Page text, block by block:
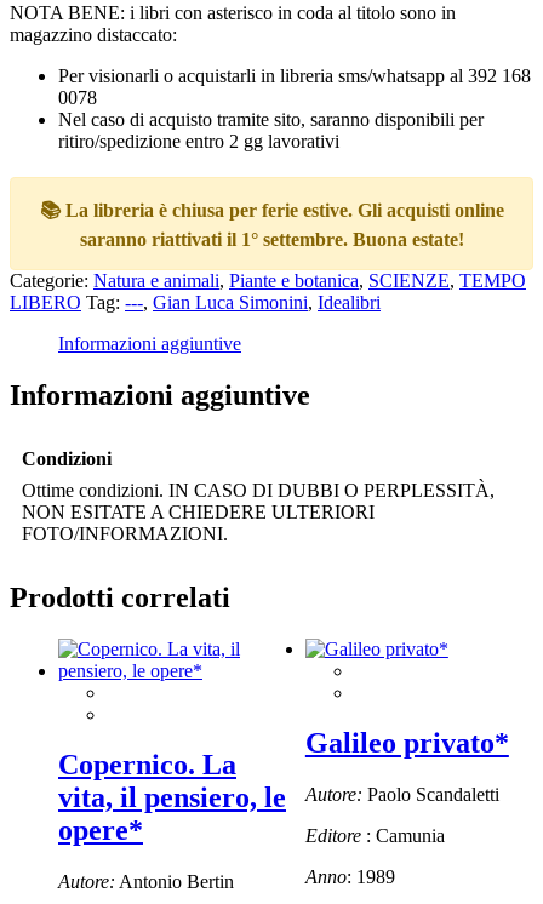
NOTA BENE: i libri con asterisco in coda al titolo sono in
magazzino distaccato:
Per visionarli o acquistarli in libreria sms/whatsapp al 392 168
0078
Nel caso di acquisto tramite sito, saranno disponibili per
ritiro/spedizione entro 2 gg lavorativi
📚 La libreria è chiusa per ferie estive. Gli acquisti online
saranno riattivati il 1° settembre. Buona estate!
Categorie: Natura e animali, Piante e botanica, SCIENZE, TEMPO
LIBERO Tag: ---, Gian Luca Simonini, Idealibri
Informazioni aggiuntive
Informazioni aggiuntive
Condizioni
Ottime condizioni. IN CASO DI DUBBI O PERPLESSITÀ,
NON ESITATE A CHIEDERE ULTERIORI
FOTO/INFORMAZIONI.
Prodotti correlati
Copernico. La
vita, il pensiero, le
opere*
Autore: Antonio Bertin
Galileo privato*
Autore: Paolo Scandaletti
Editore: Camunia
Anno: 1989